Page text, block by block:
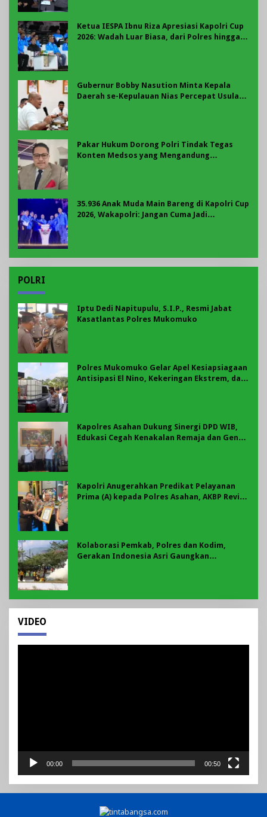
Ketua IESPA Ibnu Riza Apresiasi Kapolri Cup
2026: Wadah Luar Biasa, dari Polres hingga
Gubernur Bobby Nasution Minta Kepala
Daerah se-Kepulauan Nias Percepat Usulan
Pakar Hukum Dorong Polri Tindak Tegas
Konten Medsos yang Mengandung
35.936 Anak Muda Main Bareng di Kapolri Cup
2026, Wakapolri: Jangan Cuma Jadi
POLRI
Iptu Dedi Napitupulu, S.I.P., Resmi Jabat
Kasatlantas Polres Mukomuko
Polres Mukomuko Gelar Apel Kesiapsiagaan
Antisipasi El Nino, Kekeringan Ekstrem, dan
Kapolres Asahan Dukung Sinergi DPD WIB,
Edukasi Cegah Kenakalan Remaja dan Geng
Kapolri Anugerahkan Predikat Pelayanan
Prima (A) kepada Polres Asahan, AKBP Revi
Kolaborasi Pemkab, Polres dan Kodim,
Gerakan Indonesia Asri Gaungkan
VIDEO
00:00 00:50